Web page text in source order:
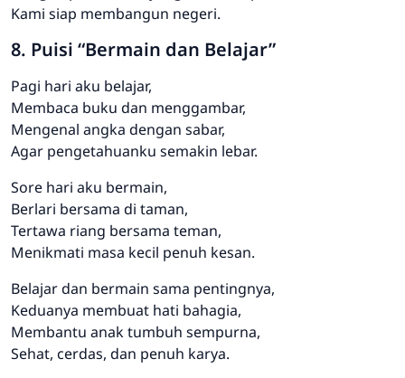
Kami siap membangun negeri.
8. Puisi “Bermain dan Belajar”
Pagi hari aku belajar,
Membaca buku dan menggambar,
Mengenal angka dengan sabar,
Agar pengetahuanku semakin lebar.
Sore hari aku bermain,
Berlari bersama di taman,
Tertawa riang bersama teman,
Menikmati masa kecil penuh kesan.
Belajar dan bermain sama pentingnya,
Keduanya membuat hati bahagia,
Membantu anak tumbuh sempurna,
Sehat, cerdas, dan penuh karya.